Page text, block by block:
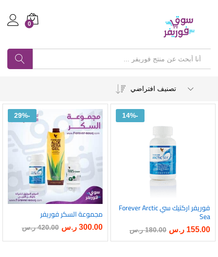
0
تصنيف افتراضي
-
14%
أضف
إلى
رغبات
فوريفر اركتيك سي Forever Arctic
Sea
155.00 ر.س 180.00 ر.س
-
29%
أضف
إلى
مجموعة السكر فوريفر
300.00 ر.س 420.00 ر.س